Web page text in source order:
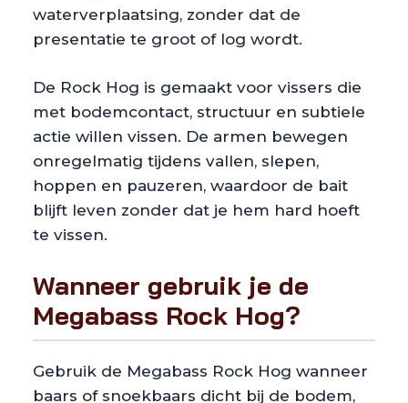
waterverplaatsing, zonder dat de
presentatie te groot of log wordt.
De Rock Hog is gemaakt voor vissers die
met bodemcontact, structuur en subtiele
actie willen vissen. De armen bewegen
onregelmatig tijdens vallen, slepen,
hoppen en pauzeren, waardoor de bait
blijft leven zonder dat je hem hard hoeft
te vissen.
Wanneer gebruik je de
Megabass Rock Hog?
Gebruik de Megabass Rock Hog wanneer
baars of snoekbaars dicht bij de bodem,